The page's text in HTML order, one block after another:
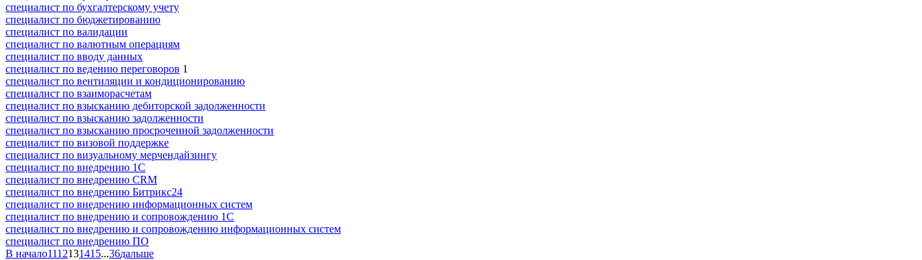
специалист по бухгалтерскому учету
специалист по бюджетированию
специалист по валидации
специалист по валютным операциям
специалист по вводу данных
специалист по ведению переговоров 1
специалист по вентиляции и кондиционированию
специалист по взаиморасчетам
специалист по взысканию дебиторской задолженности
специалист по взысканию задолженности
специалист по взысканию просроченной задолженности
специалист по визовой поддержке
специалист по визуальному мерчендайзингу
специалист по внедрению 1С
специалист по внедрению CRM
специалист по внедрению Битрикс24
специалист по внедрению информационных систем
специалист по внедрению и сопровождению 1С
специалист по внедрению и сопровождению информационных систем
специалист по внедрению ПО
В начало1112131415...36дальше